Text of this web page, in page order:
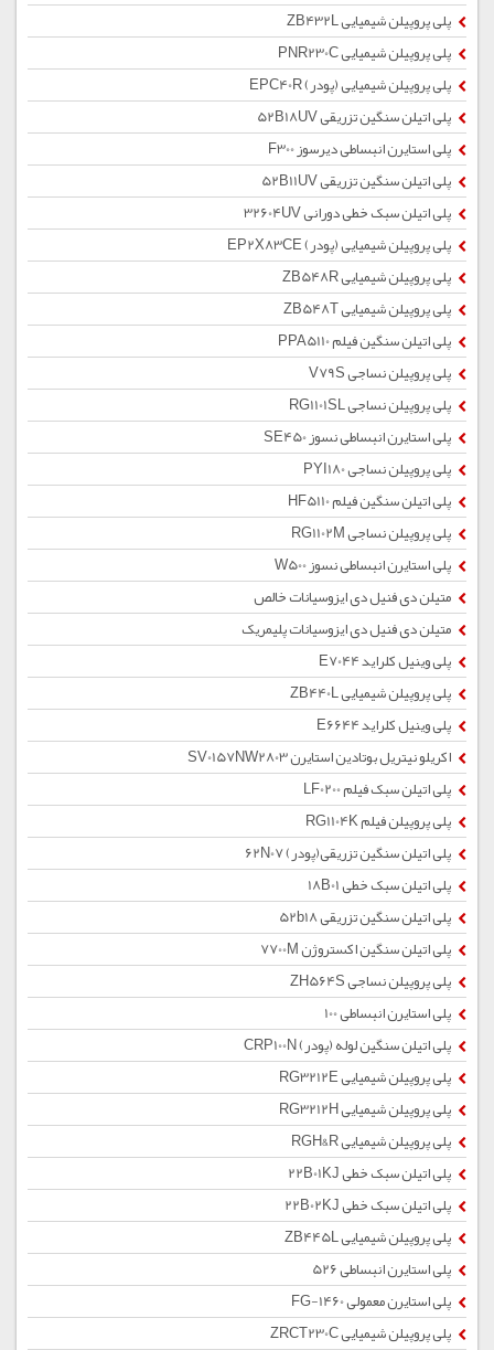
پلی پروپیلن شیمیایی ZB432L
پلی پروپیلن شیمیایی PNR230C
پلی پروپیلن شیمیایی (پودر) EPC40R
پلی اتیلن سنگین تزریقی 52B18UV
پلی استایرن انبساطی دیرسوز F300
پلی اتیلن سنگین تزریقی 52B11UV
پلی اتیلن سبک خطی دورانی 32604UV
پلی پروپیلن شیمیایی (پودر) EP2X83CE
پلی پروپیلن شیمیایی ZB548R
پلی پروپیلن شیمیایی ZB548T
پلی اتیلن سنگین فیلم PPA5110
پلی پروپیلن نساجی V79S
پلی پروپیلن نساجی RG1101SL
پلی استایرن انبساطی نسوز SE450
پلی پروپیلن نساجی PYI180
پلی اتیلن سنگین فیلم HF5110
پلی پروپیلن نساجی RG1102M
پلی استایرن انبساطی نسوز W500
متیلن دی فنیل دی ایزوسیانات خالص
متیلن دی فنیل دی ایزوسیانات پلیمریک
پلی وینیل کلراید E7044
پلی پروپیلن شیمیایی ZB440L
پلی وینیل کلراید E6644
اکریلو نیتریل بوتادین استایرن SV0157NW2803
پلی اتیلن سبک فیلم LF0200
پلی پروپیلن فیلم RG1104K
پلی اتیلن سنگین تزریقی(پودر) 62N07
پلی اتیلن سبک خطی 18B01
پلی اتیلن سنگین تزریقی 52b18
پلی اتیلن سنگین اکستروژن 7700M
پلی پروپیلن نساجی ZH564S
پلی استایرن انبساطی 100
پلی اتیلن سنگین لوله (پودر) CRP100N
پلی پروپیلن شیمیایی RG3212E
پلی پروپیلن شیمیایی RG3212H
پلی پروپیلن شیمیایی RGH&R
پلی اتیلن سبک خطی 22B01KJ
پلی اتیلن سبک خطی 22B02KJ
پلی پروپیلن شیمیایی ZB445L
پلی استایرن انبساطی 526
پلی استایرن معمولی 1460-FG
پلی پروپیلن شیمیایی ZRCT230C